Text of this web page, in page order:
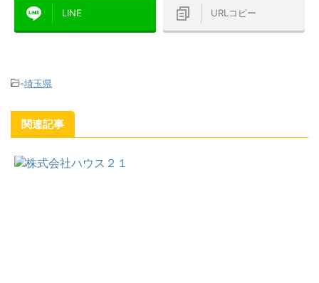
LINE URLコピー
-埼玉県
関連記事